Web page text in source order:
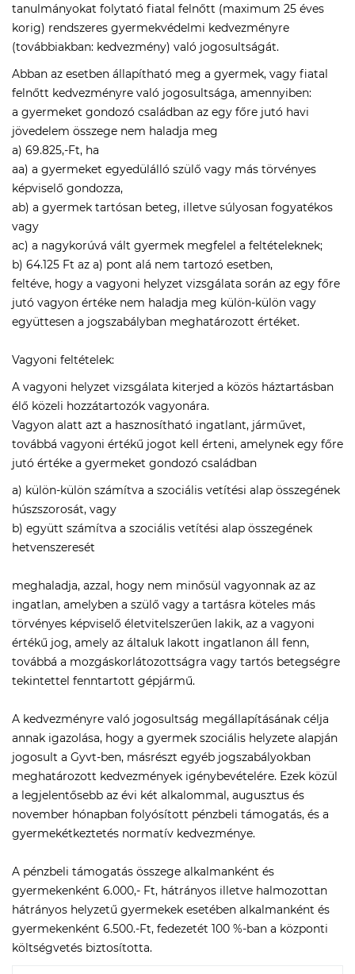
tanulmányokat folytató fiatal felnőtt (maximum 25 éves
korig) rendszeres gyermekvédelmi kedvezményre
(továbbiakban: kedvezmény) való jogosultságát.
Abban az esetben állapítható meg a gyermek, vagy fiatal
felnőtt kedvezményre való jogosultsága, amennyiben:
a gyermeket gondozó családban az egy főre jutó havi
jövedelem összege nem haladja meg
a) 69.825,-Ft, ha
aa) a gyermeket egyedülálló szülő vagy más törvényes
képviselő gondozza,
ab) a gyermek tartósan beteg, illetve súlyosan fogyatékos
vagy
ac) a nagykorúvá vált gyermek megfelel a feltételeknek;
b) 64.125 Ft az a) pont alá nem tartozó esetben,
feltéve, hogy a vagyoni helyzet vizsgálata során az egy főre
jutó vagyon értéke nem haladja meg külön-külön vagy
együttesen a jogszabályban meghatározott értéket.
Vagyoni feltételek:
A vagyoni helyzet vizsgálata kiterjed a közös háztartásban
élő közeli hozzátartozók vagyonára.
Vagyon alatt azt a hasznosítható ingatlant, járművet,
továbbá vagyoni értékű jogot kell érteni, amelynek egy főre
jutó értéke a gyermeket gondozó családban
a) külön-külön számítva a szociális vetítési alap összegének
húszszorosát, vagy
b) együtt számítva a szociális vetítési alap összegének
hetvenszeresét
meghaladja, azzal, hogy nem minősül vagyonnak az az
ingatlan, amelyben a szülő vagy a tartásra köteles más
törvényes képviselő életvitelszerűen lakik, az a vagyoni
értékű jog, amely az általuk lakott ingatlanon áll fenn,
továbbá a mozgáskorlátozottságra vagy tartós betegségre
tekintettel fenntartott gépjármű.
A kedvezményre való jogosultság megállapításának célja
annak igazolása, hogy a gyermek szociális helyzete alapján
jogosult a Gyvt-ben, másrészt egyéb jogszabályokban
meghatározott kedvezmények igénybevételére. Ezek közül
a legjelentősebb az évi két alkalommal, augusztus és
november hónapban folyósított pénzbeli támogatás, és a
gyermekétkeztetés normatív kedvezménye.
A pénzbeli támogatás összege alkalmanként és
gyermekenként 6.000,- Ft, hátrányos illetve halmozottan
hátrányos helyzetű gyermekek esetében alkalmanként és
gyermekenként 6.500.-Ft, fedezetét 100 %-ban a központi
költségvetés biztosította.